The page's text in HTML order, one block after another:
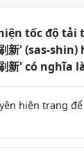
tốc độ tải
新' (sas-
新' có nghĩa
hiện trạng